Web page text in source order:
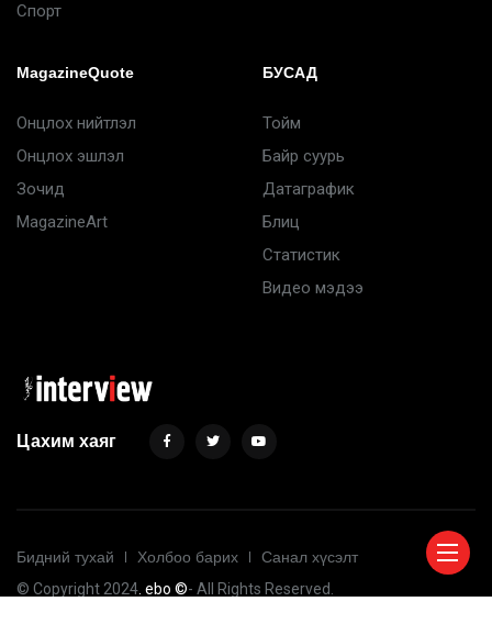
Спорт
MagazineQuote
Онцлох нийтлэл
Онцлох эшлэл
Зочид
MagazineArt
БУСАД
Тойм
Байр суурь
Датаграфик
Блиц
Статистик
Видео мэдээ
Цахим хаяг
Бидний тухай Холбоо барих
Санал хүсэлт
© Copyright 2024 . ebo ©- All Rights Reserved.